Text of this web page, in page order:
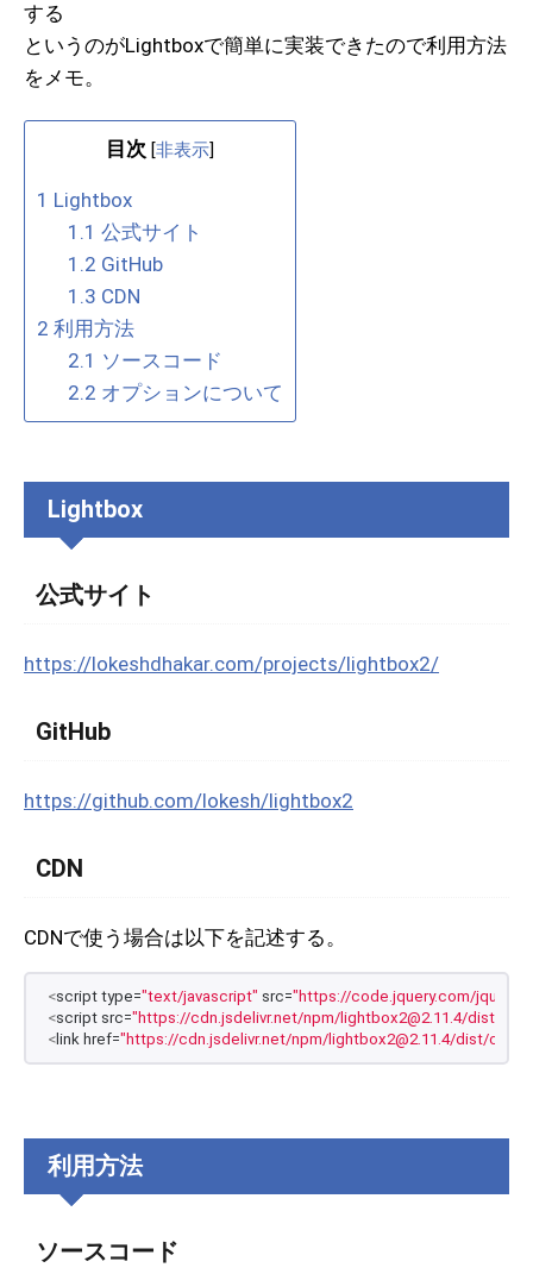
する
というのがLightboxで簡単に実装できたので利用方法
をメモ。
目次 [非表示]
1 Lightbox
1.1 公式サイト
1.2 GitHub
1.3 CDN
2 利用方法
2.1 ソースコード
2.2 オプションについて
Lightbox
公式サイト
https://lokeshdhakar.com/projects/lightbox2/
GitHub
https://github.com/lokesh/lightbox2
CDN
CDNで使う場合は以下を記述する。
<script type="text/javascript" src="https://code.jquery.com/jquery-
<script src="https://cdn.jsdelivr.net/npm/lightbox2@2.11.4/dist/js/
< link href="https://cdn.jsdelivr.net/npm/lightbox2@2.11.4/dist/css/
利用方法
ソースコード